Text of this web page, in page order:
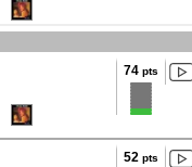
74 pts
52 pts